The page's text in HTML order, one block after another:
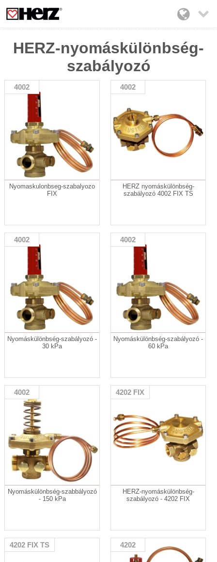

HERZ-nyomáskülönbség-
szabályozó
4002
Nyomaskulonbseg-szabalyozo
FIX
4002
HERZ nyomáskülönbség-
szabályozó 4002 FIX TS
4002
Nyomáskülönbség-szabályozó -
30 kPa
4002
Nyomáskülönbség-szabályozó -
60 kPa
4002
Nyomáskülönbség-szabbályozó
- 150 kPa
4202 FIX
HERZ-nyomáskülönbség-
szabályozó - 4202 FIX
4202 FIX TS 4202